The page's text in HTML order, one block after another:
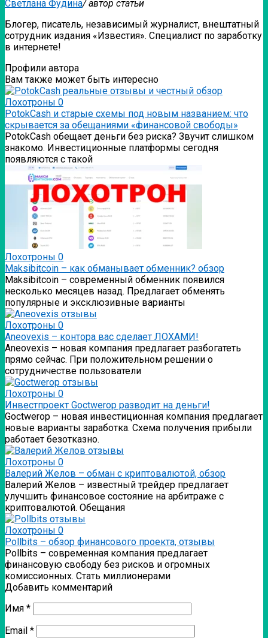
Светлана Фудина/ автор статьи
Блогер, писатель, независимый журналист, внештатный
сотрудник издания «Известия». Специалист по заработку
в интернете!
Профили автора
Вам также может быть интересно
Лохотроны 0
PotokCash и старые схемы под новым названием: что
скрывается за обещаниями «финансовой свободы»
PotokCash обещает деньги без риска? Звучит слишком
знакомо. Инвестиционные платформы сегодня
появляются с такой
Лохотроны 0
Мaksibitcoin – как обманывает обменник? обзор
Мaksibitcoin – современный обменник появился
несколько месяцев назад. Предлагает обменять
популярные и эксклюзивные варианты
Лохотроны 0
Аneovexis – контора вас сделает ЛОХАМИ!
Аneovexis – новая компания предлагает разбогатеть
прямо сейчас. При положительном решении о
сотрудничестве пользователи
Лохотроны 0
Инвестпроект Goctwerop разводит на деньги!
Goctwerop – новая инвестиционная компания предлагает
новые варианты заработка. Схема получения прибыли
работает безотказно.
Лохотроны 0
Валерий Желов – обман с криптовалютой, обзор
Валерий Желов – известный трейдер предлагает
улучшить финансовое состояние на арбитраже с
криптовалютой. Обещания
Лохотроны 0
Pollbits – обзор финансового проекта, отзывы
Pollbits – современная компания предлагает
финансовую свободу без рисков и огромных
комиссионных. Стать миллионерами
Добавить комментарий
Имя *
Email *